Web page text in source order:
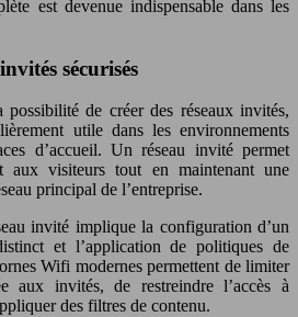
est devenue indispensable dans les
sécurisés
de créer des réseaux invités,
utile dans les environnements
d’accueil. Un réseau invité permet
aux visiteurs tout en maintenant une
principal de l’entreprise.
invité implique la configuration d’un
et l’application de politiques de
Wifi modernes permettent de limiter
aux invités, de restreindre l’accès à
des filtres de contenu.